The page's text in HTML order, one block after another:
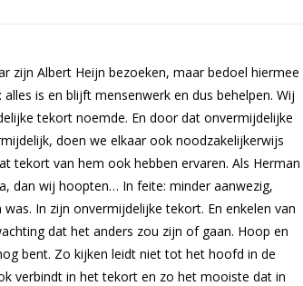
zijn Albert Heijn bezoeken, maar bedoel hiermee
is en blijft mensenwerk en dus behelpen. Wij
tekort noemde. En door dat onvermijdelijke
doen we elkaar ook noodzakelijkerwijs
tekort van hem ook hebben ervaren. Als Herman
dan wij hoopten… In feite: minder aanwezig,
In zijn onvermijdelijke tekort. En enkelen van
dat het anders zou zijn of gaan. Hoop en
bent. Zo kijken leidt niet tot het hoofd in de
verbindt in het tekort en zo het mooiste dat in